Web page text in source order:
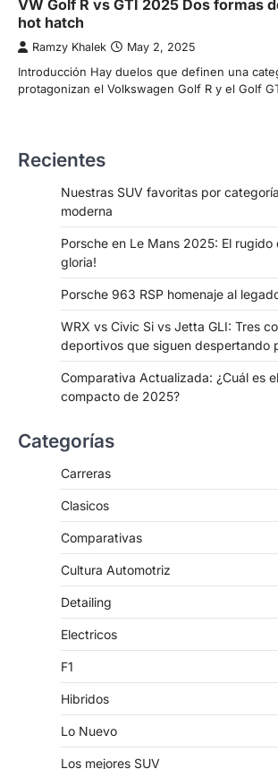
VW Golf R vs GTI 2025 Dos formas
hot hatch
Ramzy Khalek May 2, 2025
Introducción Hay duelos que definen una
protagonizan el Volkswagen Golf R y el Golf
Recientes
Nuestras SUV favoritas por
moderna
Porsche en Le Mans 2025: El
gloria!
Porsche 963 RSP homenaje al
WRX vs Civic Si vs Jetta GLI: Tres
deportivos que siguen despertando
Comparativa Actualizada: ¿Cuál es
compacto de 2025?
Categorías
Carreras
Clasicos
Comparativas
Cultura Automotriz
Detailing
Electricos
F1
Hibridos
Lo Nuevo
Los mejores SUV